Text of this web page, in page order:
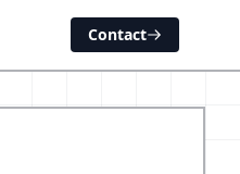
Contact